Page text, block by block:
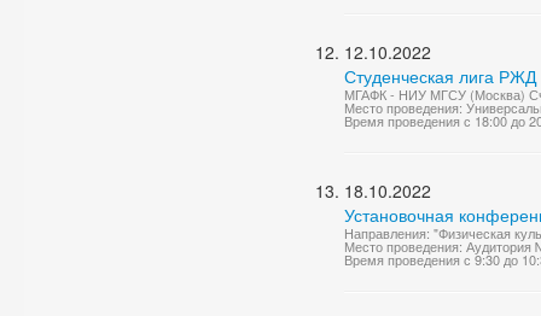
12.10.2022
Студенческая лига
МГАФК - НИУ МГСУ (Москва)
Место проведения:
Время проведения с 18:00 до
18.10.2022
Установочная
Направления: "Физическая
Место проведения:
Время проведения с 9:30 до